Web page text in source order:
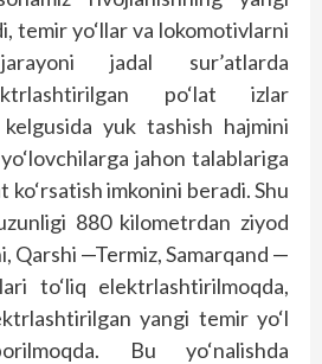
temir yo‘llar va lokomotivlarni
jadal sur’atlarda
po‘lat izlar
yuk tashish hajmini
jahon talablariga
ko‘rsatish imkonini beradi. Shu
880 kilometrdan ziyod
Qarshi —Termiz, Samarqand —
to‘liq elektrlashtirilmoqda,
yangi temir yo‘l
Bu yo‘nalishda